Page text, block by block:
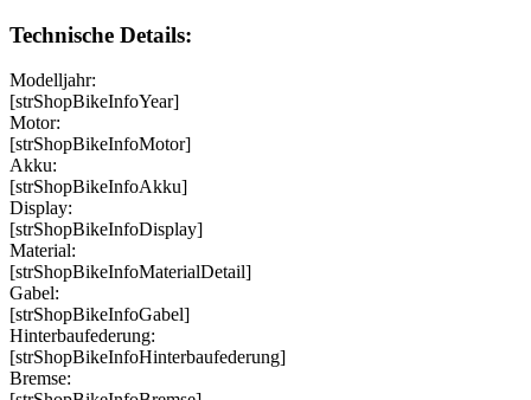
Technische Details:
Modelljahr:
[strShopBikeInfoYear]
Motor:
[strShopBikeInfoMotor]
Akku:
[strShopBikeInfoAkku]
Display:
[strShopBikeInfoDisplay]
Material:
[strShopBikeInfoMaterialDetail]
Gabel:
[strShopBikeInfoGabel]
Hinterbaufederung:
[strShopBikeInfoHinterbaufederung]
Bremse: